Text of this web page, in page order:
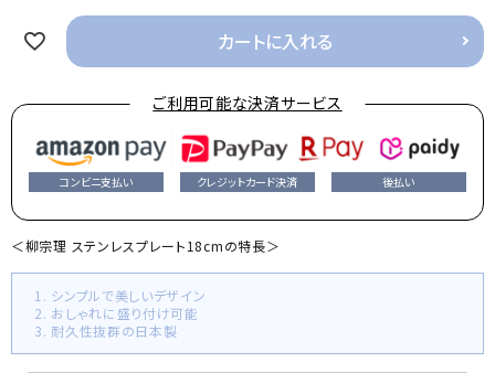
カートに入れる
ご利用可能な決済サービス
コンビニ支払い クレジットカード決済 後払い
＜柳宗理 ステンレスプレート18cmの特長＞
1. シンプルで美しいデザイン
2. おしゃれに盛り付け可能
3. 耐久性抜群の日本製